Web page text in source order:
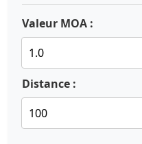
Valeur MOA :
Distance :